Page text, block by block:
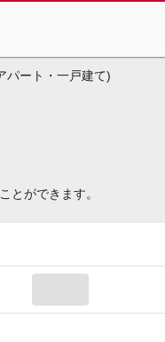
パート・一戸建て)
とができます。